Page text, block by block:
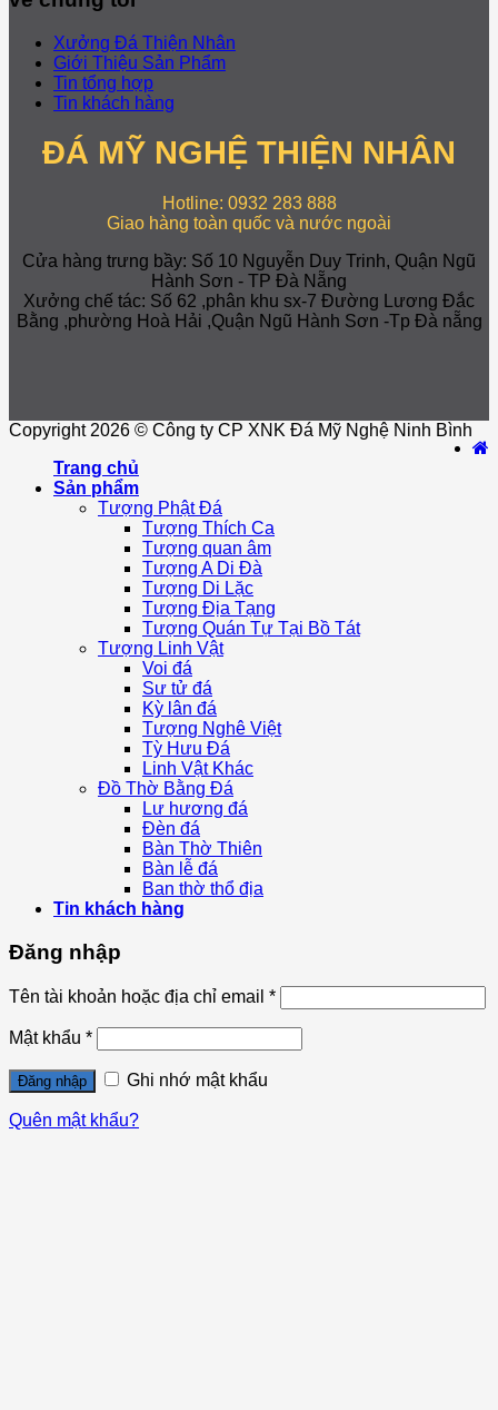
Xưởng Đá Thiện Nhân
Giới Thiệu Sản Phẩm
Tin tổng hợp
Tin khách hàng
ĐÁ MỸ NGHỆ THIỆN NHÂN
Hotline: 0932 283 888
Giao hàng toàn quốc và nước ngoài
Cửa hàng trưng bầy: Số 10 Nguyễn Duy Trinh, Quận Ngũ
Hành Sơn - TP Đà Nẵng
Xưởng chế tác: Số 62 ,phân khu sx-7 Đường Lương Đắc
Bằng ,phường Hoà Hải ,Quận Ngũ Hành Sơn -Tp Đà nẵng
Copyright 2026 © Công ty CP XNK Đá Mỹ Nghệ Ninh Bình
Trang chủ
Sản phẩm
Tượng Phật Đá
Tượng Thích Ca
Tượng quan âm
Tượng A Di Đà
Tượng Di Lặc
Tượng Địa Tạng
Tượng Quán Tự Tại Bồ Tát
Tượng Linh Vật
Voi đá
Sư tử đá
Kỳ lân đá
Tượng Nghê Việt
Tỳ Hưu Đá
Linh Vật Khác
Đồ Thờ Bằng Đá
Lư hương đá
Đèn đá
Bàn Thờ Thiên
Bàn lễ đá
Ban thờ thổ địa
Tin khách hàng
Đăng nhập
Tên tài khoản hoặc địa chỉ email *
Mật khẩu *
Đăng nhập Ghi nhớ mật khẩu
Quên mật khẩu?